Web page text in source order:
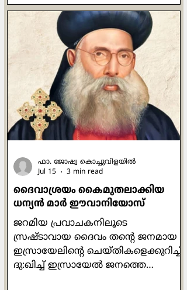
പ്രബോധനങ്ങൾ ഒരിക്കലും പ്രതിഫലം
വാഗ്ദാനം ചെയ്തുകൊണ്ടുള്ളവ
ആയിരുന്നില്ല. പ്രാർത്ഥിക്കുമ്പോഴോ
ഉപവസിക്കുമ്പോഴോ ദാനധർമ്മം
ചെയ്യുമ്പോഴോ മനുഷ്യരെ കാണിച്ച്
ചെയ്യരുതെന്നും രഹസ്യത്തിൽ ദൈവം
മാത്രമേ അവ കണ്ടുകൂടൂ എന്നും
പറയുന്നുണ്ട് അവിടന്ന്. ചുരുക്കത്തിൽ
ഓരോന്നും അതതിനു
ദൈവാശ്രയം കൈമുതലാക്കിയ
ധന്യന്‍ മാര്‍ ഈവാനിയോസ്
ജറമിയ പ്രവാചകനിലൂടെ
സ്രഷ്ടാവായ ദൈവം തന്‍റെ ജനമായ
ഇസ്രായേലിന്‍റെ ചെയ്തികളെക്കുറിച്ച്
ദു:ഖിച്ച് ഇസ്രായേല്‍ ജനത്തെ
ഫാ. ജോഷ്വ കൊച്ചുവിളയില്‍
Jul 15
3 min read